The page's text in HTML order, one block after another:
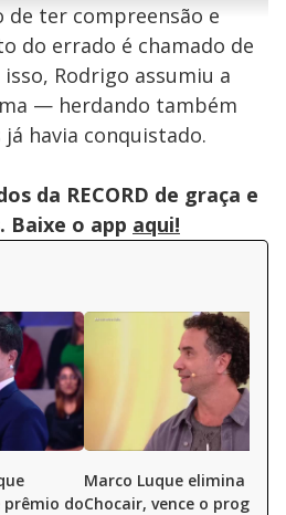
de ter compreensão e
do errado é chamado de
Rodrigo assumiu a
— herdando também
havia conquistado.
da RECORD de graça e
Baixe o app aqui!
do
Marco Luque elimina
Chocair, vence o